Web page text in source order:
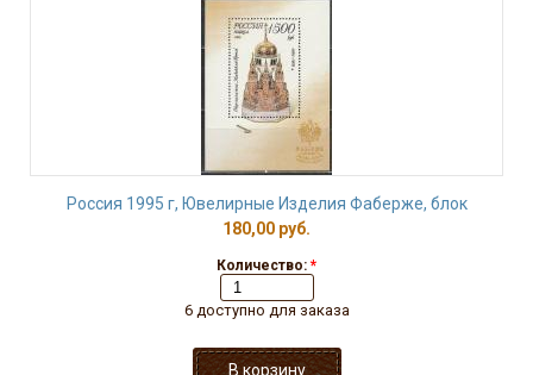
Россия 1995 г, Ювелирные Изделия Фаберже, блок
180,00 руб.
Количество: *
6 доступно для заказа